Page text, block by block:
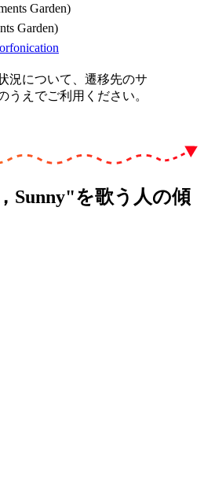
Garden)
Garden)
況について、遷移先のサ
うえでご利用ください。
Sunny"を歌う人の傾